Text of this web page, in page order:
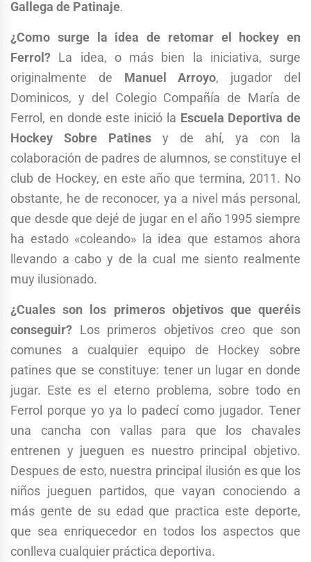
Gallega de Patinaje.
¿Como surge la idea de retomar el hockey en
Ferrol? La idea, o más bien la iniciativa, surge
originalmente de Manuel Arroyo, jugador del
Dominicos, y del Colegio Compañía de María de
Ferrol, en donde este inició la Escuela Deportiva de
Hockey Sobre Patines y de ahí, ya con la
colaboración de padres de alumnos, se constituye el
club de Hockey, en este año que termina, 2011. No
obstante, he de reconocer, ya a nivel más personal,
que desde que dejé de jugar en el año 1995 siempre
ha estado «coleando» la idea que estamos ahora
llevando a cabo y de la cual me siento realmente
muy ilusionado.
¿Cuales son los primeros objetivos que queréis
conseguir? Los primeros objetivos creo que son
comunes a cualquier equipo de Hockey sobre
patines que se constituye: tener un lugar en donde
jugar. Este es el eterno problema, sobre todo en
Ferrol porque yo ya lo padecí como jugador. Tener
una cancha con vallas para que los chavales
entrenen y jueguen es nuestro principal objetivo.
Despues de esto, nuestra principal ilusión es que los
niños jueguen partidos, que vayan conociendo a
más gente de su edad que practica este deporte,
que sea enriquecedor en todos los aspectos que
conlleva cualquier práctica deportiva.